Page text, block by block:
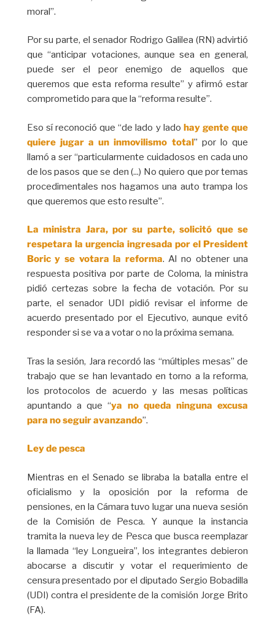
moral”.
Por su parte, el senador Rodrigo Galilea (RN) advirtió
que “anticipar votaciones, aunque sea en general,
puede ser el peor enemigo de aquellos que
queremos que esta reforma resulte” y afirmó estar
comprometido para que la “reforma resulte”.
Eso sí reconoció que “de lado y ladohay gente que
quiere jugar a un inmovilismo total” por lo que
llamó a ser “particularmente cuidadosos en cada uno
de los pasos que se den (...) No quiero que por temas
procedimentales nos hagamos una auto trampa los
que queremos que esto resulte”.
La ministra Jara, por su parte, solicitó que se
respetara la urgencia ingresada por el President
Boric y se votara la reforma. Al no obtener una
respuesta positiva por parte de Coloma, la ministra
pidió certezas sobre la fecha de votación. Por su
parte, el senador UDI pidió revisar el informe de
acuerdo presentado por el Ejecutivo, aunque evitó
responder si se va a votar o no la próxima semana.
Tras la sesión, Jara recordó las “múltiples mesas” de
trabajo que se han levantado en torno a la reforma,
los protocolos de acuerdo y las mesas políticas
apuntando a que “ya no queda ninguna excusa
para no seguir avanzando”.
Ley de pesca
Mientras en el Senado se libraba la batalla entre el
oficialismo y la oposición por la reforma de
pensiones, en la Cámara tuvo lugar una nueva sesión
de la Comisión de Pesca. Y aunque la instancia
tramita la nueva ley de Pesca que busca reemplazar
la llamada “ley Longueira”, los integrantes debieron
abocarse a discutir y votar el requerimiento de
censura presentado por el diputado Sergio Bobadilla
(UDI) contra el presidente de la comisión Jorge Brito
(FA).